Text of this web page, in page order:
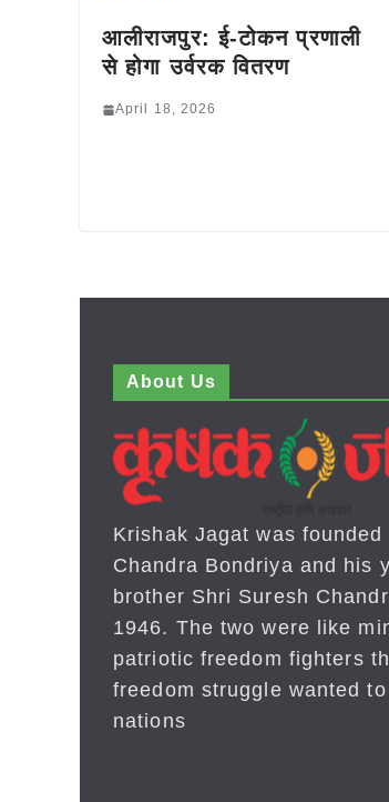
आलीराजपुर: ई-टोकन प्रणाली
से होगा उर्वरक वितरण
April 18, 2026
About Us
Krishak Jagat was
Chandra Bondriya and his
brother Shri Suresh
1946. The two were like
patriotic freedom fighters
freedom struggle wanted
nations